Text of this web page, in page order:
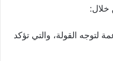
خلال:
لتوجه القولة، والتي تؤكد